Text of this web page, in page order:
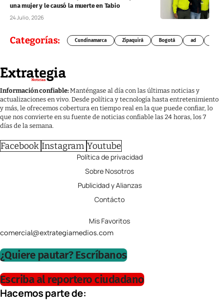
una mujer y le causó la muerte en Tabio
24 Julio, 2026
Categorías: Cundinamarca Zipaquirá Bogotá ad
Información confiable:Manténgase al día con las últimas noticias y
actualizaciones en vivo. Desde política y tecnología hasta entretenimiento
y más, le ofrecemos cobertura en tiempo real en la que puede confiar, lo
que nos convierte en su fuente de noticias confiable las 24 horas, los 7
días de la semana.
Facebook Instagram Youtube
Política de privacidad
Sobre Nosotros
Publicidad y Alianzas
Contácto
Mis Favoritos
comercial@extrategiamedios.com
¿Quiere pautar? Escríbanos
Escriba al reportero ciudadano
Hacemos parte de: